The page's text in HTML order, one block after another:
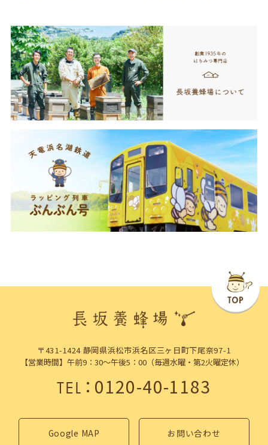
〒431-1424 静岡県浜松市浜名区三ヶ日町下尾奈97-1
【営業時間】午前9：30～午後5：00（毎週水曜・第2火曜定休）
TEL：0120-40-1183
Google MAP お問い合わせ